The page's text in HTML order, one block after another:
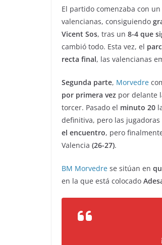
El partido comenzaba con
valencianas, consiguiendo
Vicent Sos, tras un 8-4 que
cambió todo. Esta vez, el
recta final, las valencianas
Segunda parte, Morvedre
por primera vez por delante
torcer. Pasado el minuto 20
definitiva, pero las jugadoras
el encuentro, pero
Valencia (26-27).
BM Morvedre se sitúan en
en la que está colocado